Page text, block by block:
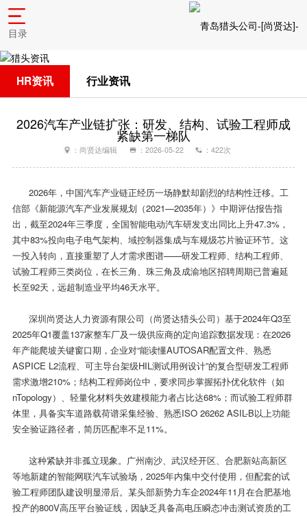
目录
HR资讯 行业资讯
2026汽车产业链扩张：研发、结构、试验工程师成
紧缺第一梯队
：尚贤达编辑 ：2026-05-22 ：422次
2026年，中国汽车产业链正经历一场静默却剧烈的结构性迁移。工
信部《新能源汽车产业发展规划（2021—2035年）》中期评估报告指
出，截至2024年三季度，全国智能电动汽车研发支出同比上升47.3%，
其中83%投向电子电气架构、域控制器集成与车规级芯片验证环节。这
一投入转向，直接重塑了人才需求图谱——研发工程师、结构工程师、
试验工程师三类岗位，在长三角、珠三角及成渝地区招聘周期已普遍延
长至92天，远超制造业平均46天水平。
深圳尚贤达人力资源有限公司（尚贤达猎头公司）基于2024年Q3至
2025年Q1覆盖137家整车厂及一级供应商的定向追踪数据发现：在2026
年产能爬坡关键窗口期，企业对“能读懂AUTOSAR配置文件、熟悉
ASPICE L2流程、可主导台架级HIL测试用例设计”的复合型研发工程师
需求激增210%；结构工程师岗位中，要求同步掌握拓扑优化软件（如
nTopology）、轻量化材料失效建模能力者占比达68%；而试验工程师群
体里，具备实车道路载荷谱采集经验、熟悉ISO 26262 ASIL-B以上功能
安全验证路径者，简历匹配率不足11%。
这种紧缺并非孤立现象。广州南沙、武汉经开区、合肥新站高新区
等地新建的智能网联汽车试验场，2025年内集中交付使用，但配套的试
验工程师团队建设明显滞后。某头部新势力车企2024年11月在合肥基地
投产的800V高压平台验证线，因缺乏具备高电压瞬态冲击测试资质的工